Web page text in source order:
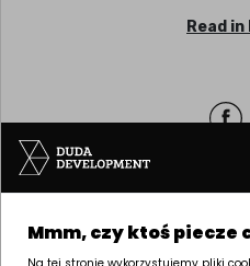
Read
Siedziba | POZNAŃ
ul. Palacza 144, 60-278 Poznań
tel: +48 61 646 84 44
Mmm, czy ktoś piecze